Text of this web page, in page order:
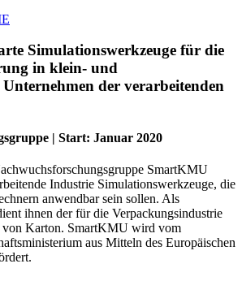
Simulationswerkzeuge für die
in klein- und
der verarbeitenden
| Start: Januar 2020
SmartKMU
Industrie Simulationswerkzeuge, die
anwendbar sein sollen. Als
ihnen der für die Verpackungsindustrie
von Karton. SmartKMU wird vom
aus Mitteln des Europäischen